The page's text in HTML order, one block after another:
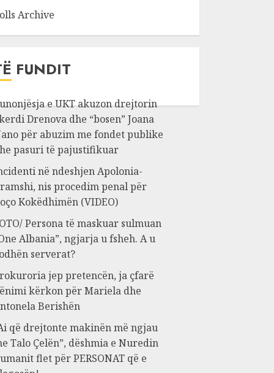
Archive
FUNDIT
e UKT akuzon drejtorin
Drenova dhe “bosen” Joana
për abuzim me fondet publike
pasuri të pajustifikuar
në ndeshjen Apolonia-
nis procedim penal për
Kokëdhimën (VIDEO)
Persona të maskuar sulmuan
Albania”, ngjarja u fsheh. A u
serverat?
jep pretencën, ja çfarë
kërkon për Mariela dhe
Berishën
që drejtonte makinën më ngjau
Talo Çelën”, dëshmia e Nuredin
flet për PERSONAT që e